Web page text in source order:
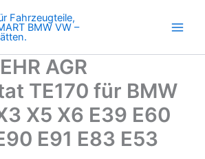
AGR
TE170 für BMW
X5 X6 E39 E60
E91 E83 E53
BMW
1
5
6
7
X3
X5
E39